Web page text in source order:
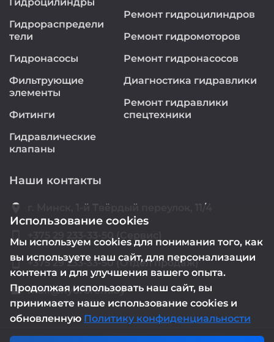
Гидрораспредели
тели
Гидронасосы
Фильтрующие
элементы
Фитинги
Гидравлические
клапаны
Ремонт гидроцилиндров
Ремонт гидромоторов
Ремонт гидронасосов
Диагностика гидравлики
Ремонт гидравлики
спецтехники
Наши контакты
location_on г. Минск, 1-й Твёрдый переулок, 11/4
smartphone +375 29 233-33-50 (Сервис)
smartphone +375 29 233-33-50 (Отдел продаж)
email mail@hydrorem.by
Использование cookies
Мы используем cookies для понимания того, как
вы используете наш сайт, для персонализации
контента и для улучшения вашего опыта.
Продолжая использовать наш сайт, вы
принимаете наше использование cookies и
обновленную Политику конфиденциальности